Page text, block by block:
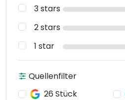
3 stars
2 stars
1 star
Quellenfilter
26 Stück